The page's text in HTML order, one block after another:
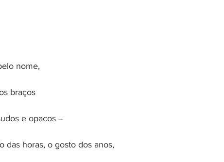
nome,
braços
e opacos –
das horas, o gosto dos anos,